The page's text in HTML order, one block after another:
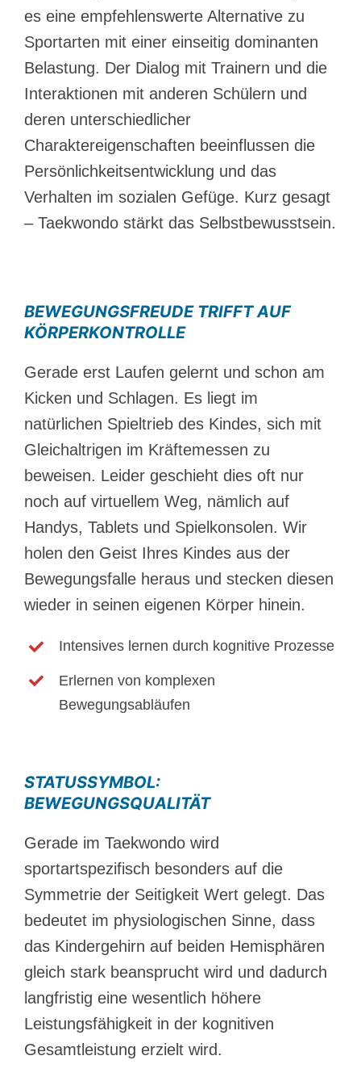
es eine empfehlenswerte Alternative zu
Sportarten mit einer einseitig dominanten
Belastung. Der Dialog mit Trainern und die
Interaktionen mit anderen Schülern und
deren unterschiedlicher
Charaktereigenschaften beeinflussen die
Persönlichkeitsentwicklung und das
Verhalten im sozialen Gefüge. Kurz gesagt
– Taekwondo stärkt das Selbstbewusstsein.
BEWEGUNGSFREUDE TRIFFT AUF
KÖRPERKONTROLLE
Gerade erst Laufen gelernt und schon am
Kicken und Schlagen. Es liegt im
natürlichen Spieltrieb des Kindes, sich mit
Gleichaltrigen im Kräftemessen zu
beweisen. Leider geschieht dies oft nur
noch auf virtuellem Weg, nämlich auf
Handys, Tablets und Spielkonsolen. Wir
holen den Geist Ihres Kindes aus der
Bewegungsfalle heraus und stecken diesen
wieder in seinen eigenen Körper hinein.
Intensives lernen durch kognitive Prozesse
Erlernen von komplexen
Bewegungsabläufen
STATUSSYMBOL:
BEWEGUNGSQUALITÄT
Gerade im Taekwondo wird
sportartspezifisch besonders auf die
Symmetrie der Seitigkeit Wert gelegt. Das
bedeutet im physiologischen Sinne, dass
das Kindergehirn auf beiden Hemisphären
gleich stark beansprucht wird und dadurch
langfristig eine wesentlich höhere
Leistungsfähigkeit in der kognitiven
Gesamtleistung erzielt wird.